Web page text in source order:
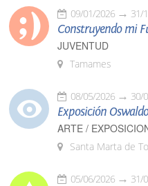
09/01/2026 31/
Construyendo mi
JUVENTUD
Tamames
08/05/2026 30/
Exposición
ARTE /
Santa Marta de
05/06/2026 31/